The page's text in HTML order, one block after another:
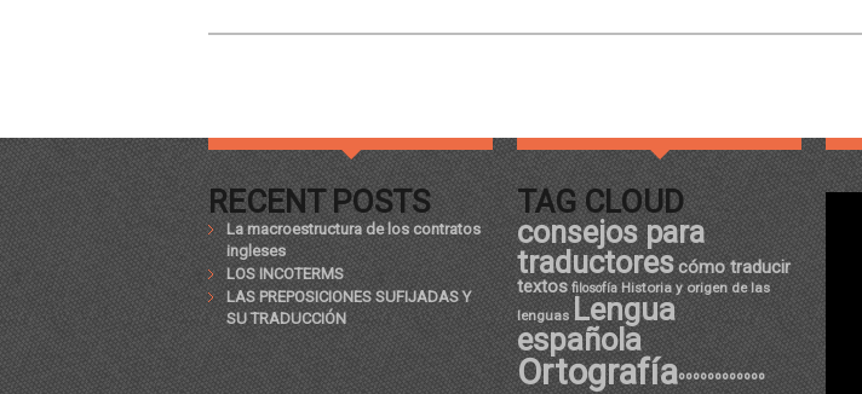
RECENT POSTS
La macroestructura de los contratos
ingleses
LOS INCOTERMS
LAS PREPOSICIONES SUFIJADAS Y
SU TRADUCCIÓN
TAG CLOUD
consejos para
traductorescómo traducir
textos filosofía Historia y origen de las
lenguas Lengua
española
Ortografíaºººººººººººº